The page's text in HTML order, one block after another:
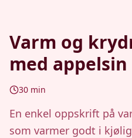
Varm og
med appelsin
30 min
En enkel oppskrift på
som varmer godt i